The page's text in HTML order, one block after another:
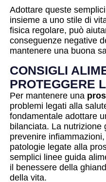
Adottare queste
insieme a uno stile di
fisica regolare, può
conseguenze negative
mantenere una buona
CONSIGLI
PROTEGGERE
Per mantenere una
problemi legati alla
fondamentale adottare
bilanciata. La nutrizione
prevenire
patologie legate alla
semplici linee guida
il benessere della
della vita.